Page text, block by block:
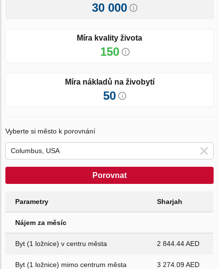
30 000
Míra kvality života
150
Míra nákladů na živobytí
50
Vyberte si město k porovnání
Porovnat
Parametry Sharjah
Nájem za měsíc
Byt (1 ložnice) v centru města 2 844.44 AED
Byt (1 ložnice) mimo centrum města 3 274.09 AED